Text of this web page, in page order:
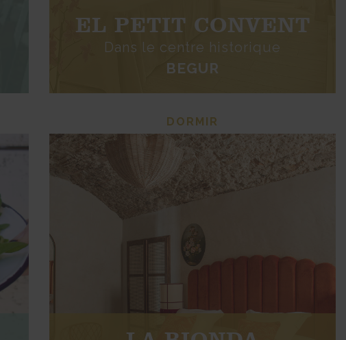
EL PETIT CONVENT
Dans le centre historique
BEGUR
DORMIR